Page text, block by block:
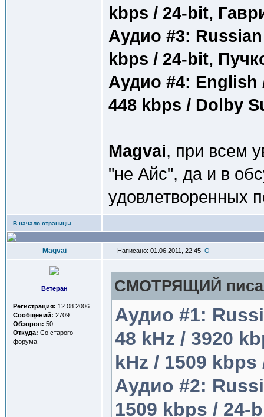
kbps / 24-bit,
Аудио #3:
kbps / 24-bit,
Аудио #4: English
448 kbps / Dolby
Magvai, при всем
"не Айс", да и в
удовлетворенных
В начало страницы
Magvai Написано: 01.06.2011, 22:45
Ветеран
Регистрация: 12.08.2006
Сообщений: 2709
Обзоров: 50
Откуда: Со старого
форума
СМОТРЯЩИЙ
Аудио #1:
48 kHz / 3920
kHz / 1509
Аудио #2:
1509 kbps / 24-